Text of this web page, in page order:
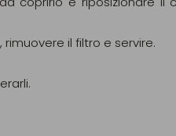
il filtro e servire.